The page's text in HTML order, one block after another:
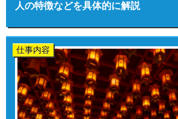
人の特徴などを具体的に解説
仕事内容